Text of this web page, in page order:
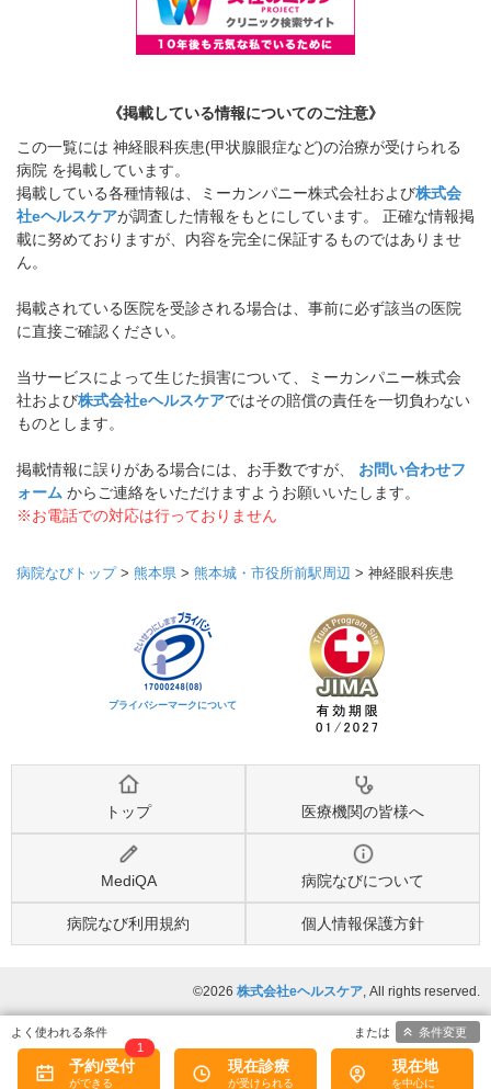
《掲載している情報についてのご注意》
この一覧には 神経眼科疾患(甲状腺眼症など)の治療が受けられる
病院 を掲載しています。
掲載している各種情報は、ミーカンパニー株式会社および株式会
社eヘルスケアが調査した情報をもとにしています。 正確な情報掲
載に努めておりますが、内容を完全に保証するものではありませ
ん。
掲載されている医院を受診される場合は、事前に必ず該当の医院
に直接ご確認ください。
当サービスによって生じた損害について、ミーカンパニー株式会
社および株式会社eヘルスケアではその賠償の責任を一切負わない
ものとします。
掲載情報に誤りがある場合には、お手数ですが、 お問い合わせフ
ォーム からご連絡をいただけますようお願いいたします。
※お電話での対応は行っておりません
病院なびトップ> 熊本県 > 熊本城・市役所前駅周辺 > 神経眼科疾患
プライバシーマークについて
トップ 医療機関の皆様へ
MediQA 病院なびについて
病院なび利用規約 個人情報保護方針
©2026 株式会社eヘルスケア, All rights reserved.
予約/受付
1
現在診療 現在地
条件変更